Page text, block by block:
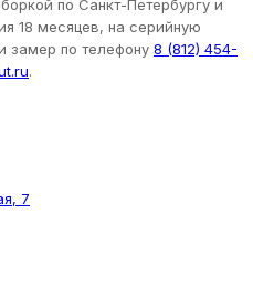
по Санкт-Петербургу и
18 месяцев, на серийную
замер по телефону 8 (812) 454-
.
7